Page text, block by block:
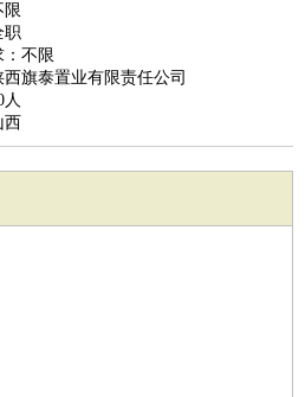
限
职
：不限
旗泰置业有限责任公司
人
西